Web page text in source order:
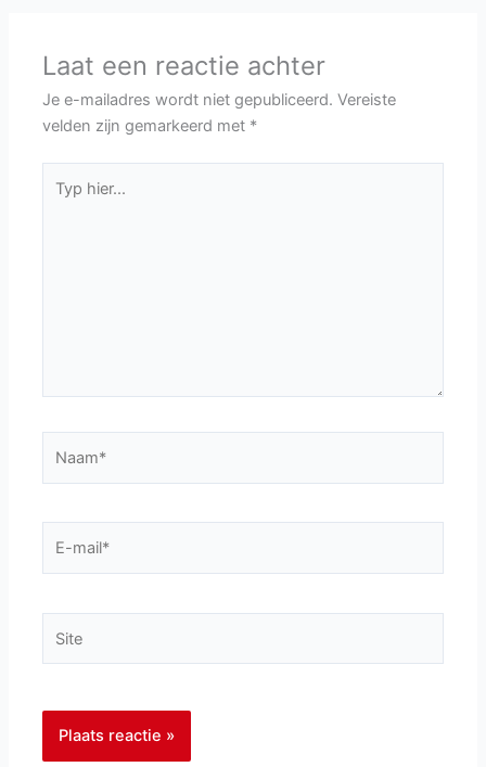
Laat een reactie achter
Je e-mailadres wordt niet gepubliceerd. Vereiste
velden zijn gemarkeerd met *
hier...
mail*